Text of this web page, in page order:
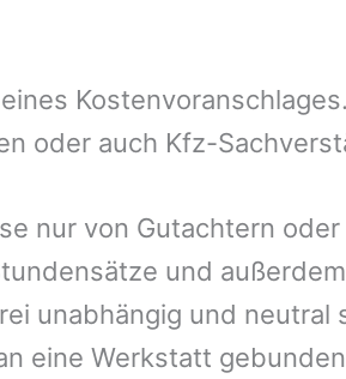
oder auch Kfz-
nur von Gutachtern
und
unabhängig und neutral
eine Werkstatt